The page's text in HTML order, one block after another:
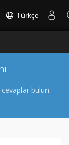
Türkçe
cevaplar bulun.